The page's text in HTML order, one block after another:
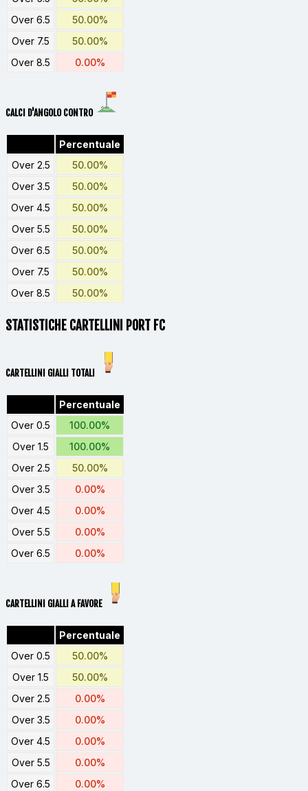
Over 6.5
50.00%
Over 7.5
50.00%
Over 8.5
0.00%
CALCI D'ANGOLO CONTRO
Percentuale
Over 2.5
50.00%
Over 3.5
50.00%
Over 4.5
50.00%
Over 5.5
50.00%
Over 6.5
50.00%
Over 7.5
50.00%
Over 8.5
50.00%
STATISTICHE CARTELLINI PORT FC
CARTELLINI GIALLI TOTALI
Percentuale
Over 0.5
100.00%
Over 1.5
100.00%
Over 2.5
50.00%
Over 3.5
0.00%
Over 4.5
0.00%
Over 5.5
0.00%
Over 6.5
0.00%
CARTELLINI GIALLI A FAVORE
Percentuale
Over 0.5
50.00%
Over 1.5
50.00%
Over 2.5
0.00%
Over 3.5
0.00%
Over 4.5
0.00%
Over 5.5
0.00%
Over 6.5
0.00%